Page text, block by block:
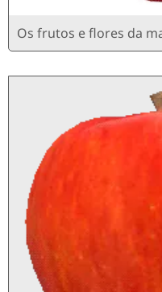
Os frutos e flores da